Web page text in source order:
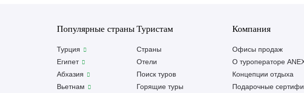
Популярные страны
Турция
Египет
Абхазия
Вьетнам
Туристам
Страны
Отели
Поиск туров
Горящие туры
Компания
Офисы продаж
О туроператоре
Концепции отдыха
Подарочные